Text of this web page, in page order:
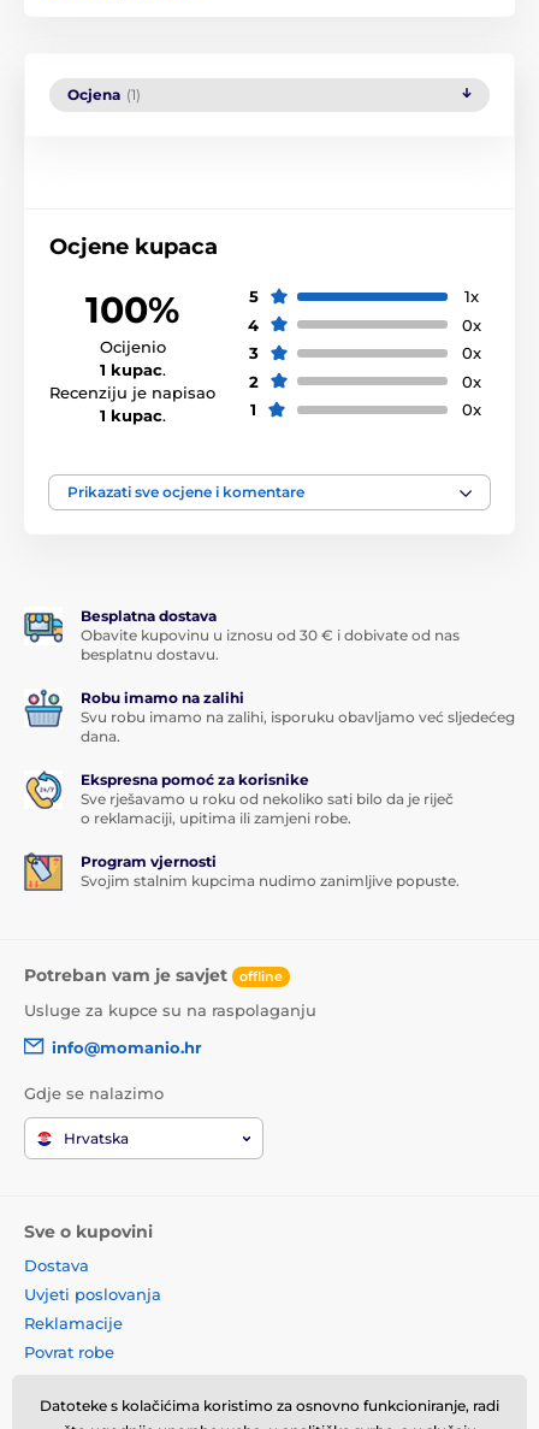
Ocjena (1)
Ocjene kupaca
100%
Ocijenio
1 kupac.
Recenziju je napisao
1 kupac.
5
1x
4
0x
3
0x
2
0x
1
0x
Prikazati sve ocjene i komentare
Besplatna dostava
Obavite kupovinu u iznosu od 30 € i dobivate od nas
besplatnu dostavu.
Robu imamo na zalihi
Svu robu imamo na zalihi, isporuku obavljamo već sljedećeg
dana.
Ekspresna pomoć za korisnike
Sve rješavamo u roku od nekoliko sati bilo da je riječ
o reklamaciji, upitima ili zamjeni robe.
Program vjernosti
Svojim stalnim kupcima nudimo zanimljive popuste.
Potreban vam je savjet offline
Usluge za kupce su na raspolaganju
info@momanio.hr
Gdje se nalazimo
Hrvatska
Sve o kupovini
Dostava
Uvjeti poslovanja
Reklamacije
Povrat robe
Načela o korištenju kolačića
Datoteke s kolačićima koristimo za osnovno funkcioniranje, radi